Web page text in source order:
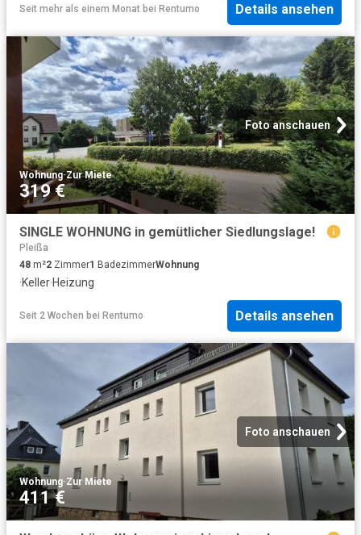
Seit mehr als einem Monat bei Rentumo Details ansehen
Foto anschauen
Wohnung·Zur Miete
319 €
SINGLE WOHNUNG in gemütlicher Siedlungslage!
Pleißa
48 m²2 Zimmer1 BadezimmerWohnung
·Keller·Heizung
Seit 2 Wochen bei Rentumo Details ansehen
Foto anschauen
Wohnung·Zur Miete
411 €